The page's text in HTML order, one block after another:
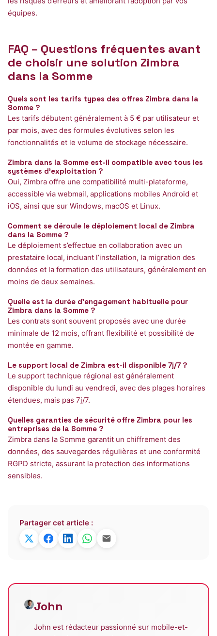
équipes.
FAQ – Questions fréquentes avant
de choisir une solution Zimbra
dans la Somme
Quels sont les tarifs types des offres Zimbra dans la
Somme ?
Les tarifs débutent généralement à 5 € par utilisateur et
par mois, avec des formules évolutives selon les
fonctionnalités et le volume de stockage nécessaire.
Zimbra dans la Somme est-il compatible avec tous les
systèmes d’exploitation ?
Oui, Zimbra offre une compatibilité multi-plateforme,
accessible via webmail, applications mobiles Android et
iOS, ainsi que sur Windows, macOS et Linux.
Comment se déroule le déploiement local de Zimbra
dans la Somme ?
Le déploiement s’effectue en collaboration avec un
prestataire local, incluant l’installation, la migration des
données et la formation des utilisateurs, généralement en
moins de deux semaines.
Quelle est la durée d’engagement habituelle pour
Zimbra dans la Somme ?
Les contrats sont souvent proposés avec une durée
minimale de 12 mois, offrant flexibilité et possibilité de
montée en gamme.
Le support local de Zimbra est-il disponible 7j/7 ?
Le support technique régional est généralement
disponible du lundi au vendredi, avec des plages horaires
étendues, mais pas 7j/7.
Quelles garanties de sécurité offre Zimbra pour les
entreprises de la Somme ?
Zimbra dans la Somme garantit un chiffrement des
données, des sauvegardes régulières et une conformité
RGPD stricte, assurant la protection des informations
sensibles.
Partager cet article :
John
John est rédacteur passionné sur mobile-et-